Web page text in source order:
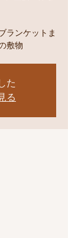
ランケットま
敷物
た
る